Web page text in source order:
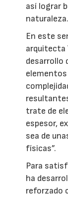
así lograr
naturaleza.
En este
arquitecta
desarrollo
elementos
trate de
espesor,
sea de
físicas”.
Para
ha
reforzado